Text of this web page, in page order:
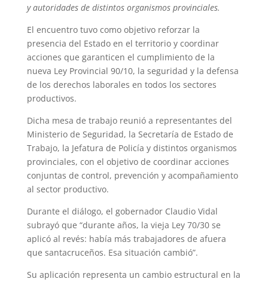
y autoridades de distintos organismos provinciales.
El encuentro tuvo como objetivo reforzar la
presencia del Estado en el territorio y coordinar
acciones que garanticen el cumplimiento de la
nueva Ley Provincial 90/10, la seguridad y la defensa
de los derechos laborales en todos los sectores
productivos.
Dicha mesa de trabajo reunió a representantes del
Ministerio de Seguridad, la Secretaría de Estado de
Trabajo, la Jefatura de Policía y distintos organismos
provinciales, con el objetivo de coordinar acciones
conjuntas de control, prevención y acompañamiento
al sector productivo.
Durante el diálogo, el gobernador Claudio Vidal
subrayó que “durante años, la vieja Ley 70/30 se
aplicó al revés: había más trabajadores de afuera
que santacruceños. Esa situación cambió”.
Su aplicación representa un cambio estructural en la